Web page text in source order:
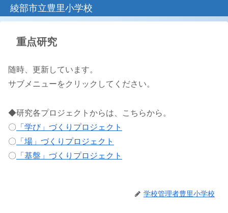
綾部市立豊里小学校
重点研究
随時、更新しています。
サブメニューをクリックしてください。
◆研究各プロジェクトからは、こちらから。
〇 「学び」づくりプロジェクト
〇 「場」づくりプロジェクト
〇 「基盤」づくりプロジェクト
学校管理者豊里小学校